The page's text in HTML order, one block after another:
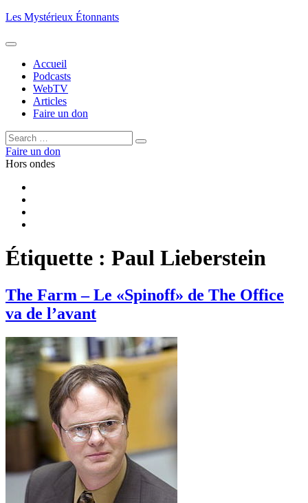
Aller
contenu
Les Mystérieux Étonnants
Accueil
Podcasts
WebTV
Articles
Faire un don
Rechercher :
Rechercher
Faire un don
Hors ondes
Étiquette : Paul Lieberstein
The Farm – Le «Spinoff» de The Office
va de l’avant